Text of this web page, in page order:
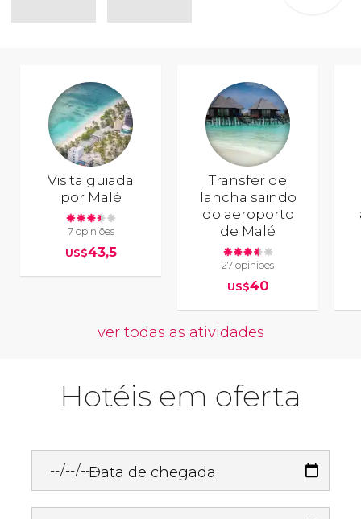
Visita guiada
por Malé
7 opiniões
US$43,5
Transfer de
lancha saindo
do aeroporto
de Malé
27 opiniões
US$40
ver todas as atividades
Hotéis em oferta
Data de chegada